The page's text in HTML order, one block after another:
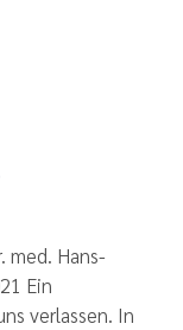
med. Hans-
Ein
verlassen. In